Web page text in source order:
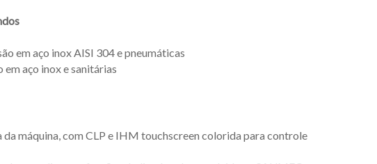
em aço inox AISI 304 e pneumáticas
em aço inox e sanitárias
da máquina, com CLP e IHM touchscreen colorida para controle